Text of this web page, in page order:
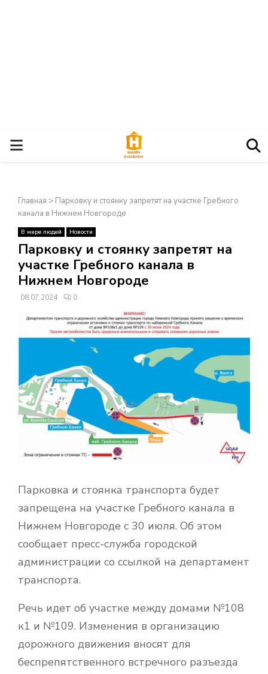
О
Н
О
В
О
М
Ю
Главная > Парковку и стоянку запретят на участке Гребного
канала в Нижнем Новгороде
В мире людей Новости
Парковку и стоянку запретят на
участке Гребного канала в
Нижнем Новгороде
08.07.2024 0
Парковка и стоянка транспорта будет
запрещена на участке Гребного канала в
Нижнем Новгороде с 30 июля. Об этом
сообщает пресс-служба городской
администрации со ссылкой на департамент
транспорта.
Речь идет об участке между домами №108
к1 и №109. Изменения в организацию
дорожного движения вносят для
беспрепятственного встречного разъезда